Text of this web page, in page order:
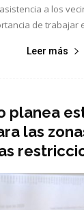
a los
de trabajar
Leer más
planea
las